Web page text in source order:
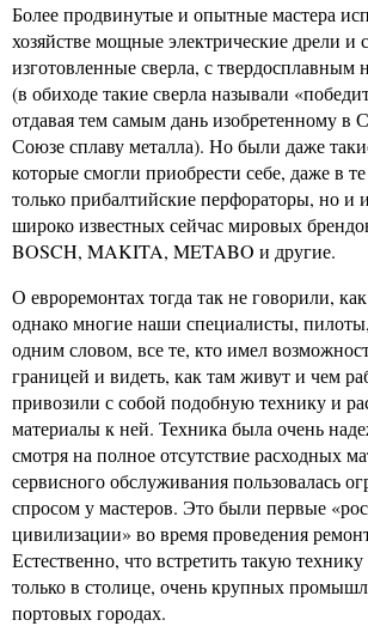
Более продвинутые и опытные мастера
хозяйстве мощные электрические дрели и
изготовленные сверла, с твердосплавным
(в обиходе такие сверла называли
отдавая тем самым дань изобретенному в
Союзе сплаву металла). Но были даже
которые смогли приобрести себе, даже в
только прибалтийские перфораторы, но и
широко известных сейчас мировых
BOSCH, MAKITA, METABO и другие.
О евроремонтах тогда так не говорили,
однако многие наши специалисты,
одним словом, все те, кто имел
границей и видеть, как там живут и чем
привозили с собой подобную технику и
материалы к ней. Техника была очень
смотря на полное отсутствие расходных
сервисного обслуживания пользовалась
спросом у мастеров. Это были первые
цивилизации» во время проведения
Естественно, что встретить такую
только в столице, очень крупных
портовых городах.